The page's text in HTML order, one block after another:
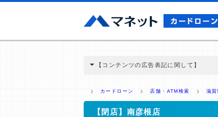
【コンテンツの広告表記に関して】
ミ収集などに基づき、公平性を担保した情
>提携企業一覧
カードローン 店舗・ATM検索 滋
【閉店】南彦根店